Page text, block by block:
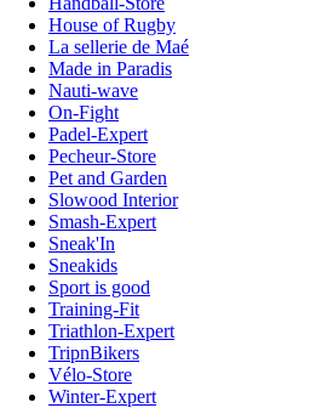
House of Rugby
La sellerie de Maé
Made in Paradis
Nauti-wave
On-Fight
Padel-Expert
Pecheur-Store
Pet and Garden
Slowood Interior
Smash-Expert
Sneak'In
Sneakids
Sport is good
Training-Fit
Triathlon-Expert
TripnBikers
Vélo-Store
Winter-Expert